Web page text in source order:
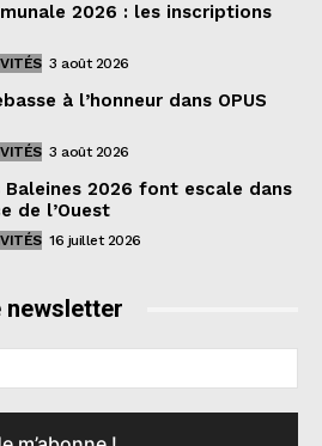
2026 : les inscriptions
3 août 2026
à l’honneur dans OPUS
3 août 2026
Baleines 2026 font escale dans
de l’Ouest
16 juillet 2026
newsletter